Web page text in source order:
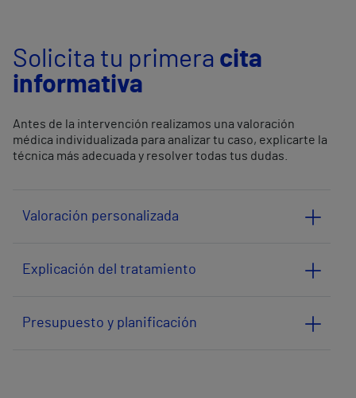
Solicita tu primera cita
informativa
Antes de la intervención realizamos una valoración
médica individualizada para analizar tu caso, explicarte la
técnica más adecuada y resolver todas tus dudas.
Valoración personalizada
Explicación del tratamiento
Presupuesto y planificación